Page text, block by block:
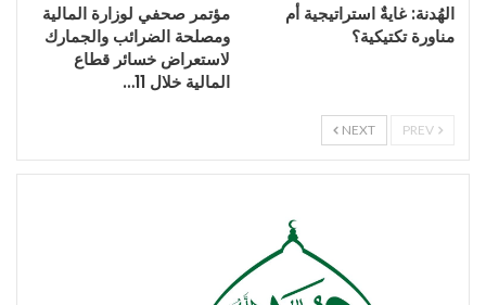
الهُدنة: غايةٌ استراتيجية أم
مناورة تكتيكية؟
مؤتمر صحفي لوزارة المالية
ومصلحة الضرائب والجمارك
لاستعراض خسائر قطاع
المالية خلال 11…
NEXT